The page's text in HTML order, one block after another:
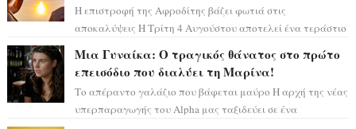
Η επιστροφή της Αφροδίτης βάζει φωτιά στις
αποκαλύψεις Η Τρίτη 4 Αυγούστου αποτελεί ένα τεράστιο
Μια Γυναίκα: Ο τραγικός θάνατος στο πρώτο
επεισόδιο που διαλύει τη Μαρίνα!
Το απέραντο γαλάζιο που βάφεται μαύρο Η αρχή της νέας
υπερπαραγωγής του Alpha μας ταξιδεύει σε ένα